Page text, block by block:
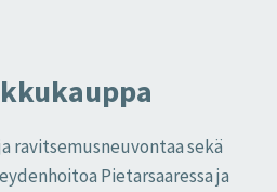
ravitsemusneuvontaa sekä
Pietarsaaressa ja